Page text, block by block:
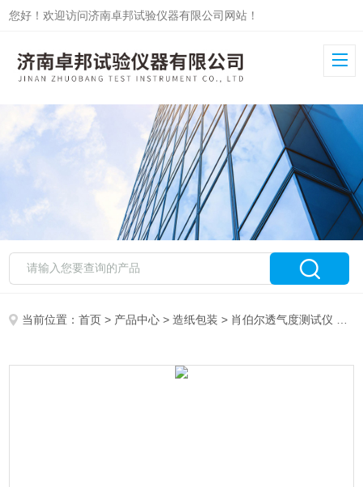
您好！欢迎访问济南卓邦试验仪器有限公司网站！
当前位置：首页 > 产品中心 >造纸包装 > 肖伯尔透气度测试仪